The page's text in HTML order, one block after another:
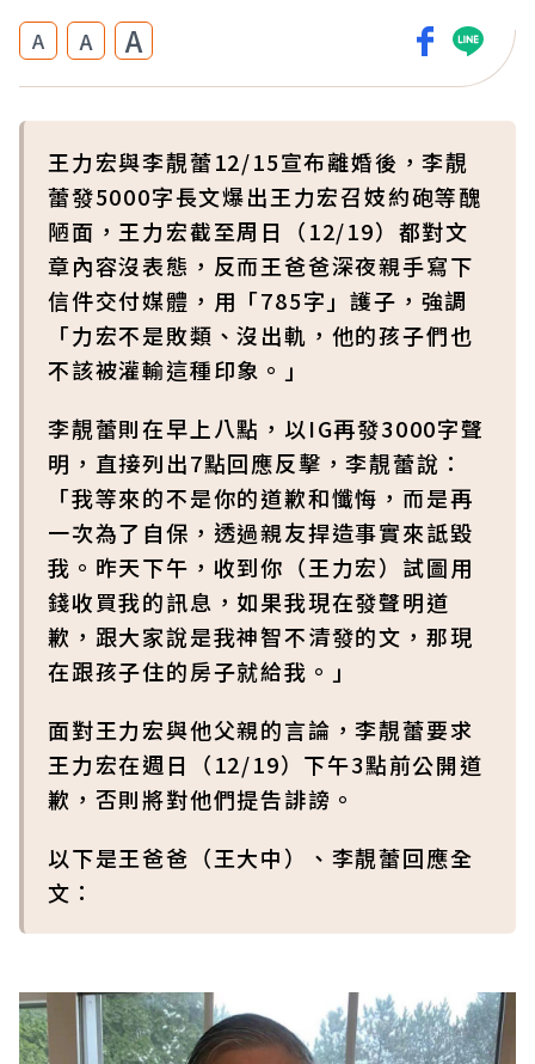
A A A
王力宏與李靚蕾12/15宣布離婚後，李靚
蕾發5000字長文爆出王力宏召妓約砲等醜
陋面，王力宏截至周日（12/19）都對文
章內容沒表態，反而王爸爸深夜親手寫下
信件交付媒體，用「785字」護子，強調
「力宏不是敗類、沒出軌，他的孩子們也
不該被灌輸這種印象。」
李靚蕾則在早上八點，以IG再發3000字聲
明，直接列出7點回應反擊，李靚蕾說：
「我等來的不是你的道歉和懺悔，而是再
一次為了自保，透過親友捍造事實來詆毀
我。昨天下午，收到你（王力宏）試圖用
錢收買我的訊息，如果我現在發聲明道
歉，跟大家說是我神智不清發的文，那現
在跟孩子住的房子就給我。」
面對王力宏與他父親的言論，李靚蕾要求
王力宏在週日（12/19）下午3點前公開道
歉，否則將對他們提告誹謗。
以下是王爸爸（王大中）、李靚蕾回應全
文：